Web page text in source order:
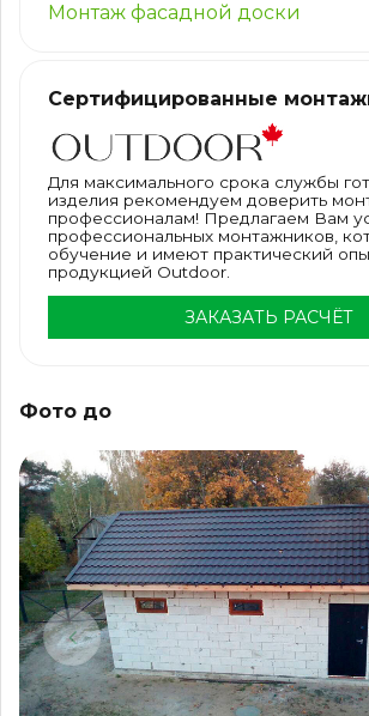
Монтаж фасадной доски
Сертифицированные
Для максимального срока службы
изделия рекомендуем доверить
профессионалам! Предлагаем Вам
профессиональных монтажников,
обучение и имеют практический
продукцией Outdoor.
ЗАКАЗАТЬ РАСЧЁТ
Фото до